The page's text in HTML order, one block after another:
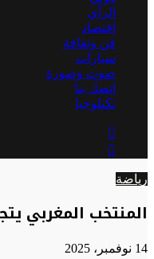
الرأي
إقتصاد
فن وثقافة
سيارات
صوت وصورة
إتصل بنا
تكنلوجيا
المظلم
رياضة
المنتخب المغربي
14 نوفمبر، 2025